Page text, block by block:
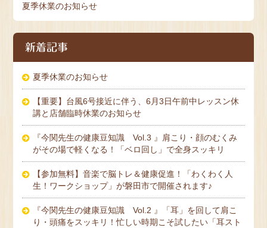
夏季休業のお知らせ
新着記事
夏季休業のお知らせ
【重要】台風6号接近に伴う、6月3日午前中レッスン休
講と店舗臨時休業のお知らせ
『今関先生の健康豆知識 Vol.3 』肩こり・顔のむくみ
がその場で軽くなる！「ベロ回し」で全身スッキリ
【参加無料】音楽で脳トレ＆健康促進！「わくわく人
生！ワークショップ」が磐田市で開催されます♪
『今関先生の健康豆知識 Vol.2 』「耳」を回して肩こ
り・頭痛をスッキリ！忙しい時期こそ試したい「耳スト